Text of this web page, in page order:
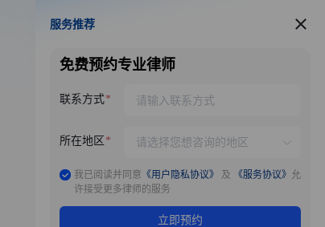
服务推荐
服务推荐
免费预约专业律师
联系方式
所在地区
我已阅读并同意 《用户隐私协议》 及 《服务协议》 允
许接受更多律师的服务
立即预约